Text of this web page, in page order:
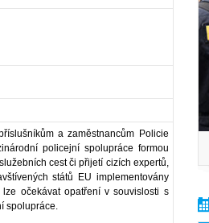
a zaměstnancům Policie
policejní spolupráce formou
cest či přijetí cizích expertů,
států EU implementovány
očekávat opatření v souvislosti s
spolupráce.